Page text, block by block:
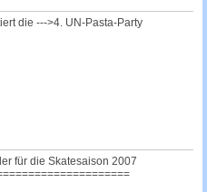
die --->4. UN-Pasta-Party
für die Skatesaison 2007